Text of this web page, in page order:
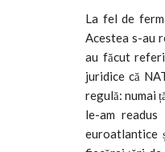
La fel de
Acestea s-au
au făcut
juridice că
regulă: numai
le-am
euroatlantice